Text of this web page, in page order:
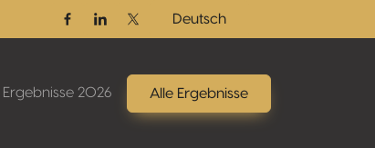
FacebookLinkedinTwitter / X
Deutsch
Ergebnisse 2026 Alle Ergebnisse